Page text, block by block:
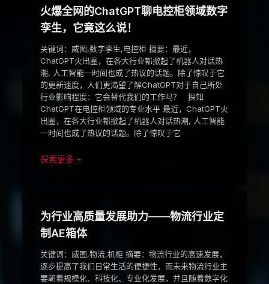
火爆全网的ChatGPT聊电控柜领域数字
孪生，它竟这么说！
关键词：威图,数字孪生,电控柜 摘要：最近，
ChatGPT火出圈，在各大行业都掀起了机器人对话热
潮, 人工智能一时间也成了热议的话题。除了惊叹于它
的更新速度，人们更渴望了解ChatGPT对于自己所处
行业影响程度：它会替代我们的工作吗？ 探知
ChatGPT在电控柜领域的专业水平 最近，ChatGPT火
出圈，在各大行业都掀起了机器人对话热潮, 人工智能
一时间也成了热议的话题。除了惊叹于它
探索更多 +
为行业高质量发展助力——物流行业定
制AE箱体
关键词：威图,物流,机柜 摘要：物流行业的高速发展，
逐步提高了我们日常生活的便捷性，而未来物流行业主
要朝着规模化、科技化、专业化发展，并且随着数字化